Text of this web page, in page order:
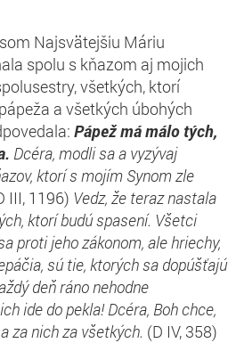
Najsvätejšiu Máriu
spolu s kňazom aj mojich
všetkých, ktorí
a všetkých úbohých
Pápež má málo tých,
Dcéra, modli sa a vyzývaj
ktorí s mojím Synom zle
III, 1196) Vedz, že teraz nastala
ktorí budú spasení. Všetci
proti jeho zákonom, ale hriechy,
sú tie, ktorých sa dopúšťajú
deň ráno nehodne
ide do pekla! Dcéra, Boh chce,
za nich za všetkých. (D IV, 358)